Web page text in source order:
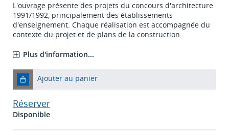
L'ouvrage présente des projets du concours d'architecture
1991/1992, principalement des établissements
d'enseignement. Chaque réalisation est accompagnée du
contexte du projet et de plans de la construction.
Plus d'information...
Ajouter au panier
Réserver
Disponible